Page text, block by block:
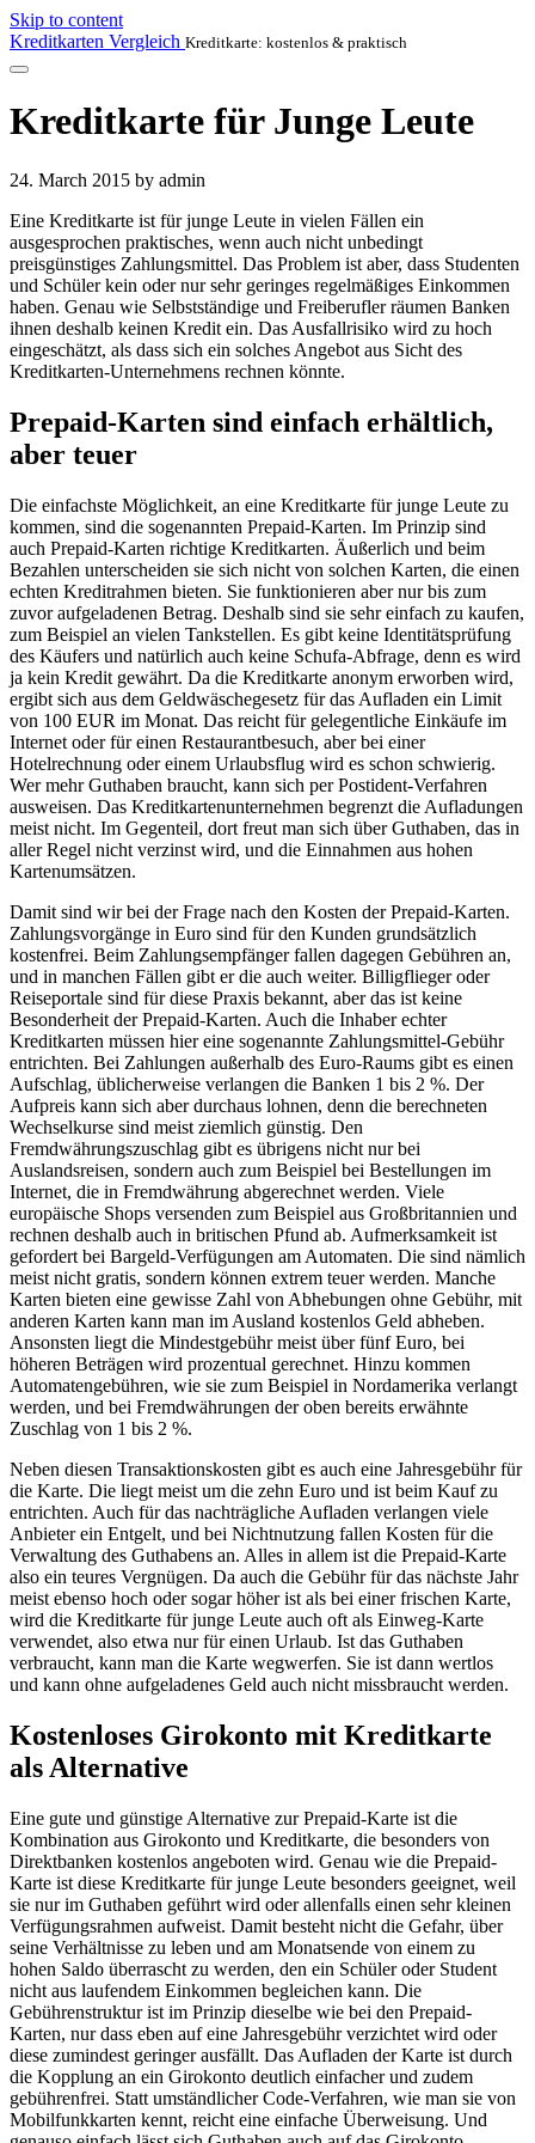
Skip to content
Kreditkarten Vergleich Kreditkarte: kostenlos & praktisch
Kreditkarte für Junge Leute
24. March 2015 by admin
Eine Kreditkarte ist für junge Leute in vielen Fällen ein
ausgesprochen praktisches, wenn auch nicht unbedingt
preisgünstiges Zahlungsmittel. Das Problem ist aber, dass Studenten
und Schüler kein oder nur sehr geringes regelmäßiges Einkommen
haben. Genau wie Selbstständige und Freiberufler räumen Banken
ihnen deshalb keinen Kredit ein. Das Ausfallrisiko wird zu hoch
eingeschätzt, als dass sich ein solches Angebot aus Sicht des
Kreditkarten-Unternehmens rechnen könnte.
Prepaid-Karten sind einfach erhältlich,
aber teuer
Die einfachste Möglichkeit, an eine Kreditkarte für junge Leute zu
kommen, sind die sogenannten Prepaid-Karten. Im Prinzip sind
auch Prepaid-Karten richtige Kreditkarten. Äußerlich und beim
Bezahlen unterscheiden sie sich nicht von solchen Karten, die einen
echten Kreditrahmen bieten. Sie funktionieren aber nur bis zum
zuvor aufgeladenen Betrag. Deshalb sind sie sehr einfach zu kaufen,
zum Beispiel an vielen Tankstellen. Es gibt keine Identitätsprüfung
des Käufers und natürlich auch keine Schufa-Abfrage, denn es wird
ja kein Kredit gewährt. Da die Kreditkarte anonym erworben wird,
ergibt sich aus dem Geldwäschegesetz für das Aufladen ein Limit
von 100 EUR im Monat. Das reicht für gelegentliche Einkäufe im
Internet oder für einen Restaurantbesuch, aber bei einer
Hotelrechnung oder einem Urlaubsflug wird es schon schwierig.
Wer mehr Guthaben braucht, kann sich per Postident-Verfahren
ausweisen. Das Kreditkartenunternehmen begrenzt die Aufladungen
meist nicht. Im Gegenteil, dort freut man sich über Guthaben, das in
aller Regel nicht verzinst wird, und die Einnahmen aus hohen
Kartenumsätzen.
Damit sind wir bei der Frage nach den Kosten der Prepaid-Karten.
Zahlungsvorgänge in Euro sind für den Kunden grundsätzlich
kostenfrei. Beim Zahlungsempfänger fallen dagegen Gebühren an,
und in manchen Fällen gibt er die auch weiter. Billigflieger oder
Reiseportale sind für diese Praxis bekannt, aber das ist keine
Besonderheit der Prepaid-Karten. Auch die Inhaber echter
Kreditkarten müssen hier eine sogenannte Zahlungsmittel-Gebühr
entrichten. Bei Zahlungen außerhalb des Euro-Raums gibt es einen
Aufschlag, üblicherweise verlangen die Banken 1 bis 2 %. Der
Aufpreis kann sich aber durchaus lohnen, denn die berechneten
Wechselkurse sind meist ziemlich günstig. Den
Fremdwährungszuschlag gibt es übrigens nicht nur bei
Auslandsreisen, sondern auch zum Beispiel bei Bestellungen im
Internet, die in Fremdwährung abgerechnet werden. Viele
europäische Shops versenden zum Beispiel aus Großbritannien und
rechnen deshalb auch in britischen Pfund ab. Aufmerksamkeit ist
gefordert bei Bargeld-Verfügungen am Automaten. Die sind nämlich
meist nicht gratis, sondern können extrem teuer werden. Manche
Karten bieten eine gewisse Zahl von Abhebungen ohne Gebühr, mit
anderen Karten kann man im Ausland kostenlos Geld abheben.
Ansonsten liegt die Mindestgebühr meist über fünf Euro, bei
höheren Beträgen wird prozentual gerechnet. Hinzu kommen
Automatengebühren, wie sie zum Beispiel in Nordamerika verlangt
werden, und bei Fremdwährungen der oben bereits erwähnte
Zuschlag von 1 bis 2 %.
Neben diesen Transaktionskosten gibt es auch eine Jahresgebühr für
die Karte. Die liegt meist um die zehn Euro und ist beim Kauf zu
entrichten. Auch für das nachträgliche Aufladen verlangen viele
Anbieter ein Entgelt, und bei Nichtnutzung fallen Kosten für die
Verwaltung des Guthabens an. Alles in allem ist die Prepaid-Karte
also ein teures Vergnügen. Da auch die Gebühr für das nächste Jahr
meist ebenso hoch oder sogar höher ist als bei einer frischen Karte,
wird die Kreditkarte für junge Leute auch oft als Einweg-Karte
verwendet, also etwa nur für einen Urlaub. Ist das Guthaben
verbraucht, kann man die Karte wegwerfen. Sie ist dann wertlos
und kann ohne aufgeladenes Geld auch nicht missbraucht werden.
Kostenloses Girokonto mit Kreditkarte
als Alternative
Eine gute und günstige Alternative zur Prepaid-Karte ist die
Kombination aus Girokonto und Kreditkarte, die besonders von
Direktbanken kostenlos angeboten wird. Genau wie die Prepaid-
Karte ist diese Kreditkarte für junge Leute besonders geeignet, weil
sie nur im Guthaben geführt wird oder allenfalls einen sehr kleinen
Verfügungsrahmen aufweist. Damit besteht nicht die Gefahr, über
seine Verhältnisse zu leben und am Monatsende von einem zu
hohen Saldo überrascht zu werden, den ein Schüler oder Student
nicht aus laufendem Einkommen begleichen kann. Die
Gebührenstruktur ist im Prinzip dieselbe wie bei den Prepaid-
Karten, nur dass eben auf eine Jahresgebühr verzichtet wird oder
diese zumindest geringer ausfällt. Das Aufladen der Karte ist durch
die Kopplung an ein Girokonto deutlich einfacher und zudem
gebührenfrei. Statt umständlicher Code-Verfahren, wie man sie von
Mobilfunkkarten kennt, reicht eine einfache Überweisung. Und